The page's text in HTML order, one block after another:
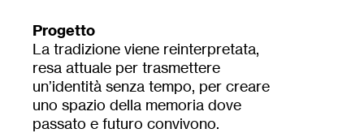
Progetto
La tradizione viene reinterpretata,
resa attuale per trasmettere
un’identità senza tempo, per creare
uno spazio della memoria dove
passato e futuro convivono.